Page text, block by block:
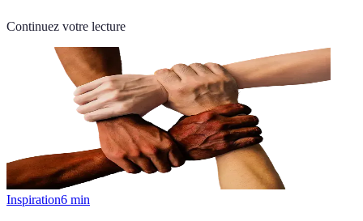
Continuez votre lecture
Inspiration6 min